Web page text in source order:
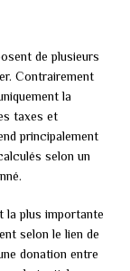
de plusieurs
Contrairement
la
taxes et
principalement
selon un
la plus importante
selon le lien de
donation entre